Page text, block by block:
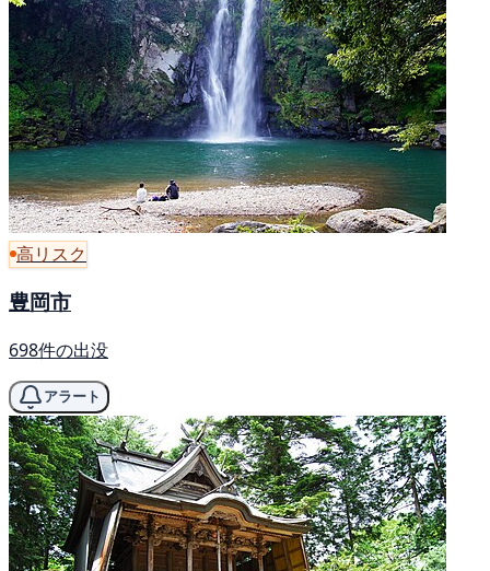
高リスク
豊岡市
698件の出没
アラート